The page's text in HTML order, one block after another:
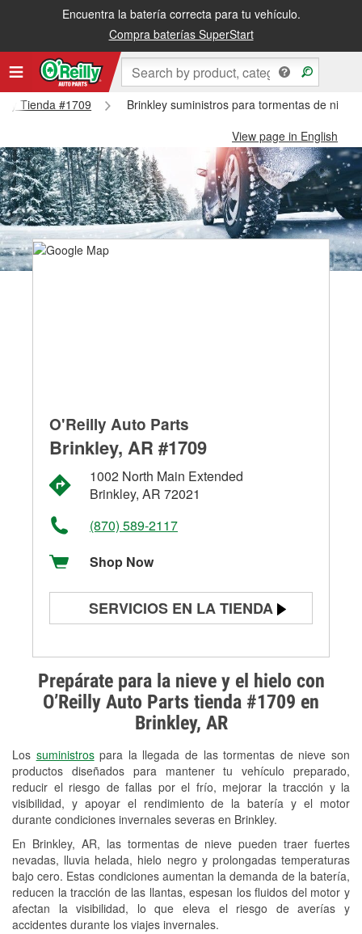
Encuentra la batería correcta para tu vehículo.
Compra baterías SuperStart
Tienda #1709
Brinkley suministros para tormentas de
View page in English
Prepárate para la nieve y el hielo con
O’Reilly Auto Parts tienda #1709 en
Brinkley, AR
Los suministrospara la llegada de las tormentas de nieve son
productos diseñados para mantener tu vehículo preparado,
reducir el riesgo de fallas por el frío, mejorar la tracción y la
visibilidad, y apoyar el rendimiento de la batería y el motor
durante condiciones invernales severas en Brinkley.
En Brinkley, AR, las tormentas de nieve pueden traer fuertes
nevadas, lluvia helada, hielo negro y prolongadas temperaturas
bajo cero. Estas condiciones aumentan la demanda de la batería,
reducen la tracción de las llantas, espesan los fluidos del motor y
afectan la visibilidad, lo que eleva el riesgo de averías y
accidentes durante los viajes invernales.
O'Reilly Auto Parts
Brinkley, AR #1709
1002 North Main Extended
Brinkley, AR 72021
(870) 589-2117
Shop Now
SERVICIOS EN LA TIENDA
Prueba de alternadores y
arrancadores
Revisión de la luz "Check Engine"
Reciclaje de baterías y aceite
Instalación de bombillas de faros
Instalación de limpiaparabrisas
Programa de Préstamo de
Herramientas
Rectificación de tambores y discos de
freno